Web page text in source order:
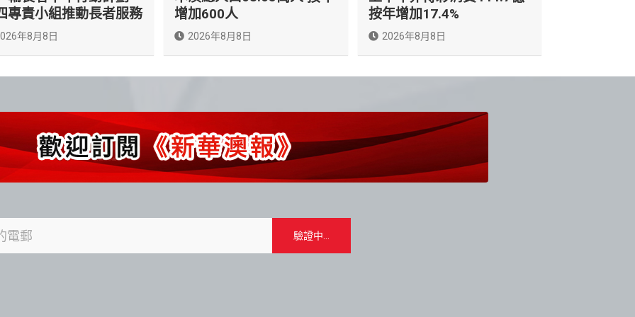
專責小組推動長者服務
年8月8日
增加600人
2026年8月8日
按年增加17.4%
2026年8月8日